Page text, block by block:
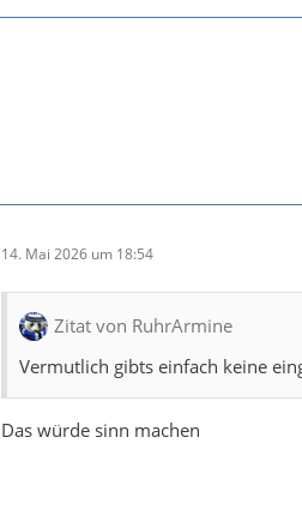
14. Mai 2026 um 18:54
Zitat von RuhrArmine
Vermutlich gibts einfach keine
Das würde sinn machen